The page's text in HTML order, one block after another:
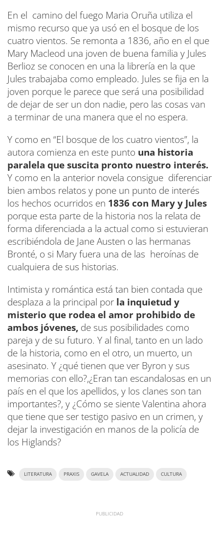
En el camino del fuego Maria Oruña utiliza el
mismo recurso que ya usó en el bosque de los
cuatro vientos. Se remonta a 1836, año en el que
Mary Macleod una joven de buena familia y Jules
Berlioz se conocen en una la librería en la que
Jules trabajaba como empleado. Jules se fija en la
joven porque le parece que será una posibilidad
de dejar de ser un don nadie, pero las cosas van
a terminar de una manera que el no espera.
Y como en “El bosque de los cuatro vientos”, la
autora comienza en este punto una historia
paralela que suscita pronto nuestro interés.
Y como en la anterior novela consigue diferenciar
bien ambos relatos y pone un punto de interés
los hechos ocurridos en 1836 con Mary y Jules
porque esta parte de la historia nos la relata de
forma diferenciada a la actual como si estuvieran
escribiéndola de Jane Austen o las hermanas
Bronté, o si Mary fuera una de las heroínas de
cualquiera de sus historias.
Intimista y romántica está tan bien contada que
desplaza a la principal por la inquietud y
misterio que rodea el amor prohibido de
ambos jóvenes, de sus posibilidades como
pareja y de su futuro. Y al final, tanto en un lado
de la historia, como en el otro, un muerto, un
asesinato. Y ¿qué tienen que ver Byron y sus
memorias con ello?,¿Eran tan escandalosas en un
país en el que los apellidos, y los clanes son tan
importantes?, y ¿Cómo se siente Valentina ahora
que tiene que ser testigo pasivo en un crimen, y
dejar la investigación en manos de la policía de
los Higlands?
LITERATURA PRAXIS GAVELA ACTUALIDAD CULTURA